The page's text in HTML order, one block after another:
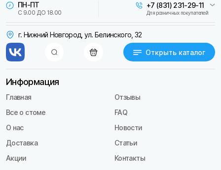
г. Нижний Новгород, ул. Белинского, 32
Открыть каталог
ПН-ПТ
С 9.00 ДО 18.00
+7 (831) 231-29-11
Для розничных покупателей
Информация
Главная
Все о стоме
О нас
Доставка
Акции
Отзывы
FAQ
Новости
Статьи
Контакты